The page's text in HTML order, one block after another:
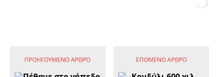
ΠΡΟΗΓΟΎΜΕΝΟ ΆΡΘΡΟ ΕΠΌΜΕΝΟ ΆΡΘΡΟ